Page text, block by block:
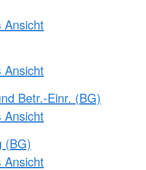
Ansicht
Ansicht
Betr.-Einr. (BG)
Ansicht
(BG)
Ansicht